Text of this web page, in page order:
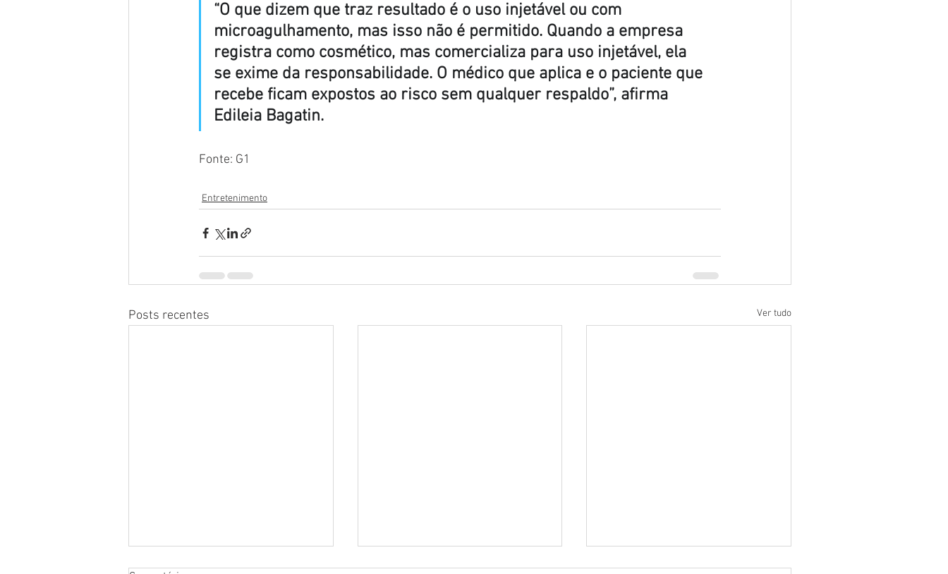
“O que dizem que traz resultado é o uso injetável ou com
microagulhamento, mas isso não é permitido. Quando a empresa
registra como cosmético, mas comercializa para uso injetável, ela
se exime da responsabilidade. O médico que aplica e o paciente que
recebe ficam expostos ao risco sem qualquer respaldo”, afirma
Edileia Bagatin.
Fonte: G1
Entretenimento
Posts recentes Ver tudo